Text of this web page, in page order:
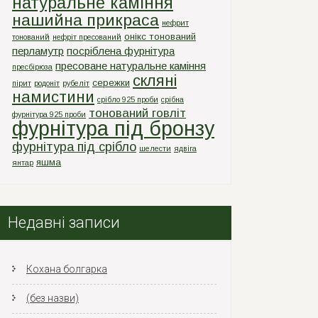
нашийна прикраса нефрит
тонований нефріт пресований онікс тонований
перламутр посріблена фурнітура
пресбірюза пресоване натуральне каміння
пірит родоніт рубеліт сережки скляні
намистини срiбло 925 проби срiбна
фурнiтура 925 проби тонований говліт
фурнітура під бронзу
фурнітура під срібло шелести ядвіга
янтар яшма
Недавні записи
Кохана болгарка
(без назви)